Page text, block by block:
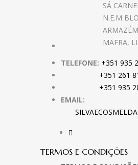
SÁ
N.E.M
MAFRA,
TELEFONE: +351 935
+351 261
+351 935
EMAIL:
TERMOS E CONDIÇÕES